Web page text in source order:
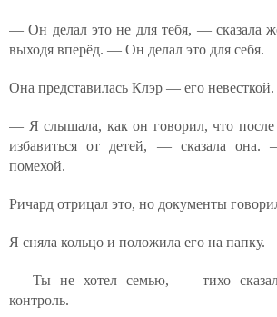
— Он делал это не для тебя, — сказала
выходя вперёд. — Он делал это для себя.
Она представилась Клэр — его невесткой.
— Я слышала, как он говорил, что после
избавиться от детей, — сказала
помехой.
Ричард отрицал это, но документы
Я сняла кольцо и положила его на папку.
— Ты не хотел семью, — тихо
контроль.